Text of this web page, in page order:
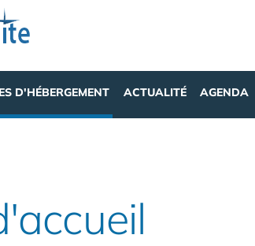
D'HÉBERGEMENT ACTUALITÉ AGENDA